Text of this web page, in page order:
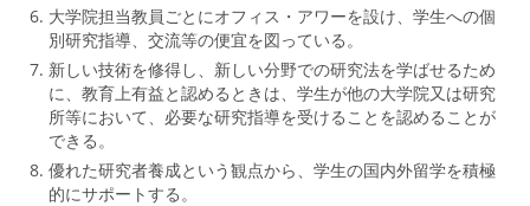
大学院担当教員ごとにオフィス・アワーを設け、学生への個
別研究指導、交流等の便宜を図っている。
新しい技術を修得し、新しい分野での研究法を学ばせるため
に、教育上有益と認めるときは、学生が他の大学院又は研究
所等において、必要な研究指導を受けることを認めることが
できる。
優れた研究者養成という観点から、学生の国内外留学を積極
的にサポートする。